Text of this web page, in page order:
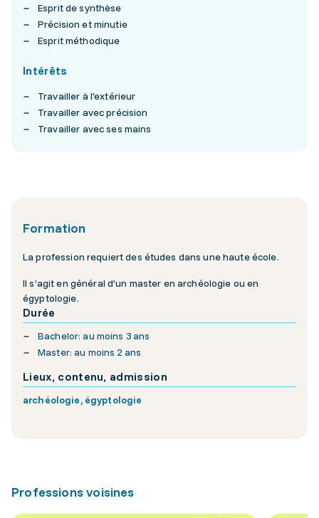
Esprit de synthèse
Précision et minutie
Esprit méthodique
Intérêts
Travailler à l'extérieur
Travailler avec précision
Travailler avec ses mains
Formation
La profession requiert des études dans une haute école.
Il s’agit en général d’un master en archéologie ou en
égyptologie.
Durée
Bachelor: au moins 3 ans
Master: au moins 2 ans
Lieux, contenu, admission
archéologie, égyptologie
Professions voisines